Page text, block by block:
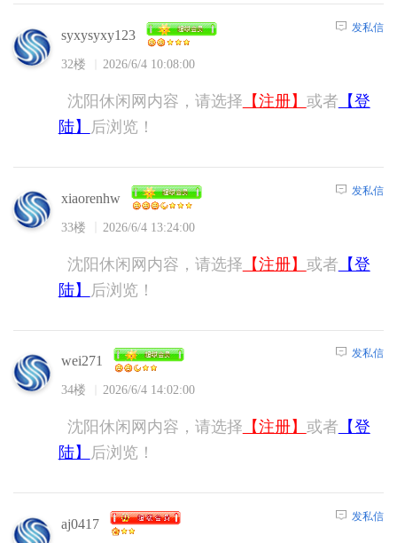
syxysyxy123
32楼 2026/6/4 10:08:00
发私信
沈阳休闲网内容，请选择 【注册】 或者 【登
陆】
后浏览！
xiaorenhw
33楼 2026/6/4 13:24:00
发私信
沈阳休闲网内容，请选择 【注册】 或者 【登
陆】
后浏览！
wei271
34楼 2026/6/4 14:02:00
发私信
沈阳休闲网内容，请选择 【注册】 或者 【登
陆】
后浏览！
aj0417 发私信